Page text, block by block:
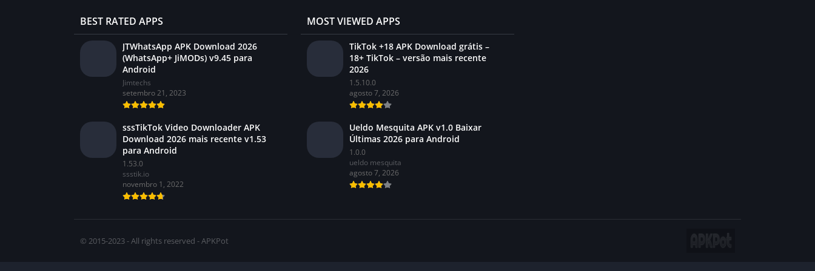
BEST RATED APPS
JTWhatsApp APK Download 2026
(WhatsApp+ JiMODs) v9.45 para
Android
Jimtechs
setembro 21, 2023
sssTikTok Video Downloader APK
Download 2026 mais recente v1.53
para Android
1.53.0
ssstik.io
novembro 1, 2022
MOST VIEWED APPS
TikTok +18 APK Download grátis –
18+ TikTok – versão mais recente
2026
1.5.10.0
agosto 7, 2026
Ueldo Mesquita APK v1.0 Baixar
Últimas 2026 para Android
1.0.0
ueldo mesquita
agosto 7, 2026
© 2015-2023 - All rights reserved - APKPot